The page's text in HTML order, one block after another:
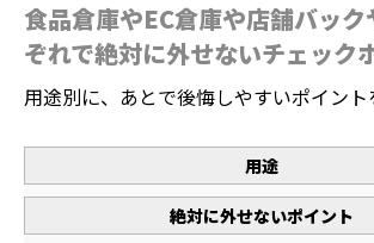
食品倉庫やEC倉庫や店舗バッ
ぞれで絶対に外せないチェック
用途別に、あとで後悔しやすいポイント
用途
絶対に外せないポイント